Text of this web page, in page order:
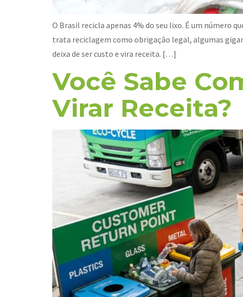
O Brasil recicla apenas 4% do seu lixo. É um número
trata reciclagem como obrigação legal, algumas
deixa de ser custo e vira receita. […]
Você Sabe
Virar Receita?